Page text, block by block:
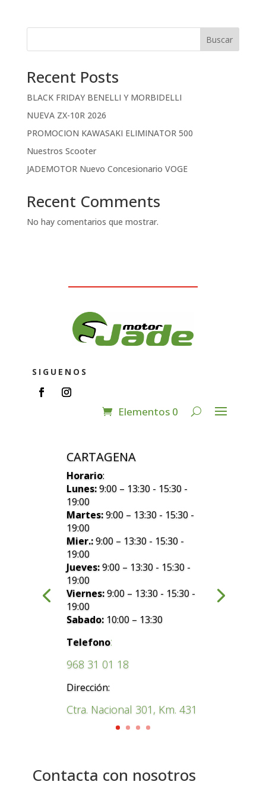
Buscar
Recent Posts
BLACK FRIDAY BENELLI Y MORBIDELLI
NUEVA ZX-10R 2026
PROMOCION KAWASAKI ELIMINATOR 500
Nuestros Scooter
JADEMOTOR Nuevo Concesionario VOGE
Recent Comments
No hay comentarios que mostrar.
SIGUENOS
Elementos 0
CARTAGENA
Horario:
Lunes:9:00 – 13:30 - 15:30 -
19:00
Martes:9:00 – 13:30 - 15:30 -
19:00
Mier.:9:00 – 13:30 - 15:30 -
19:00
Jueves:9:00 – 13:30 - 15:30 -
19:00
Viernes:9:00 – 13:30 - 15:30 -
19:00
Sabado: 10:00 – 13:30
Telefono:
968 31 01 18
Dirección:
Ctra. Nacional 301, Km. 431
Contacta con nosotros